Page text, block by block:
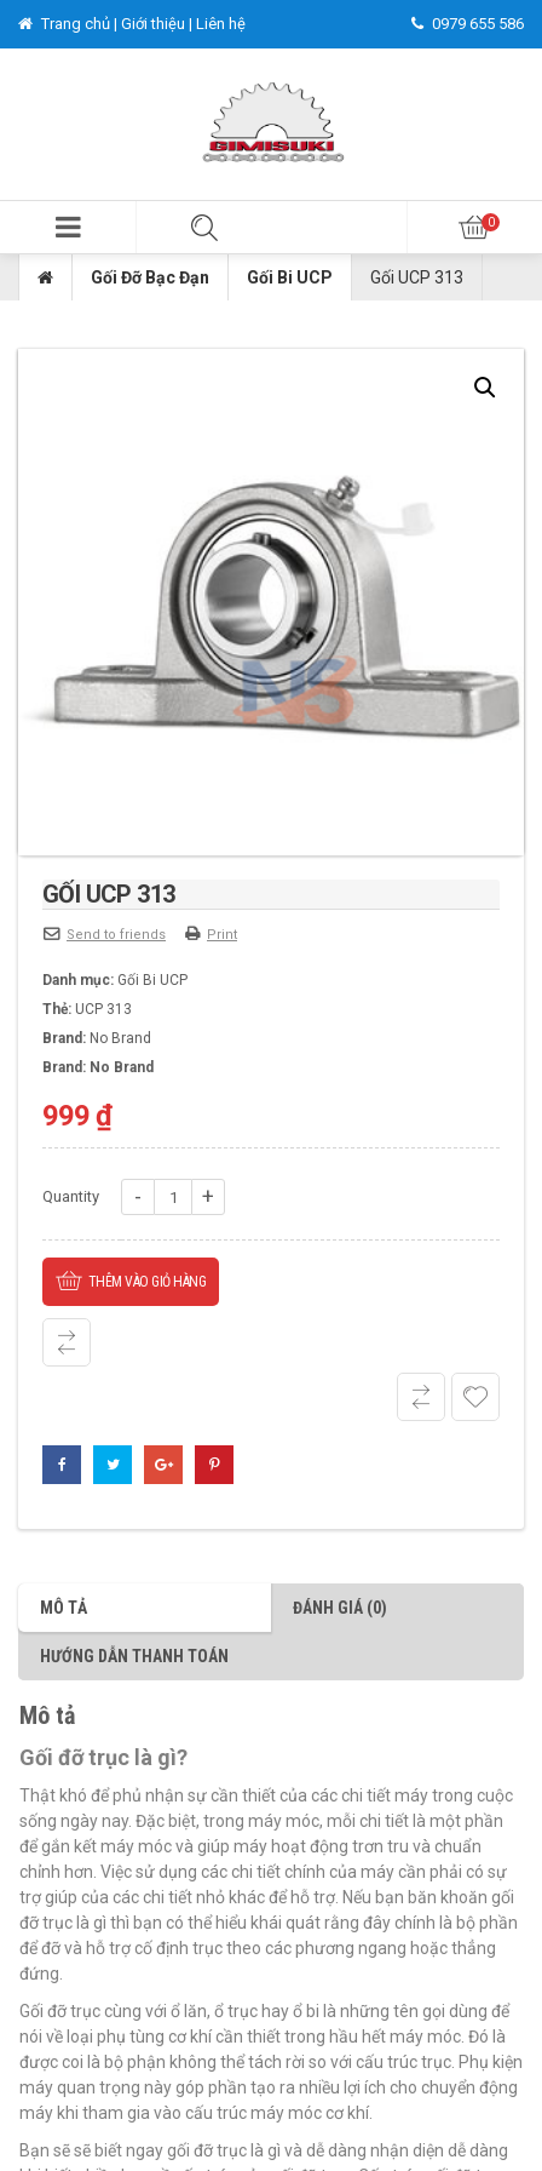
Trang chủ | Giới thiệu | Liên hệ 0979 655 586
Gối Đỡ Bạc Đạn Gối Bi UCP Gối UCP 313
GỐI UCP 313
Send to friends Print
Danh mục: Gối Bi UCP
Thẻ: UCP 313
Brand: No Brand
Brand: No Brand
999₫
Quantity
Gối
313
số
THÊM VÀO GIỎ HÀNG
MÔ TẢ ĐÁNH GIÁ (0)
HƯỚNG DẪN THANH TOÁN
Mô tả
Gối đỡ trục là gì?
Thật khó để phủ nhận sự cần thiết của các chi tiết máy trong cuộc
sống ngày nay. Đặc biệt, trong máy móc, mỗi chi tiết là một phần
để gắn kết máy móc và giúp máy hoạt động trơn tru và chuẩn
chỉnh hơn. Việc sử dụng các chi tiết chính của máy cần phải có sự
trợ giúp của các chi tiết nhỏ khác để hỗ trợ. Nếu bạn băn khoăn gối
đỡ trục là gì thì bạn có thể hiểu khái quát rằng đây chính là bộ phần
để đỡ và hỗ trợ cố định trục theo các phương ngang hoặc thẳng
đứng.
Gối đỡ trục cùng với ổ lăn, ổ trục hay ổ bi là những tên gọi dùng để
nói về loại phụ tùng cơ khí cần thiết trong hầu hết máy móc. Đó là
được coi là bộ phận không thể tách rời so với cấu trúc trục. Phụ kiện
máy quan trọng này góp phần tạo ra nhiều lợi ích cho chuyển động
máy khi tham gia vào cấu trúc máy móc cơ khí.
Bạn sẽ sẽ biết ngay gối đỡ trục là gì và dễ dàng nhận diện dễ dàng